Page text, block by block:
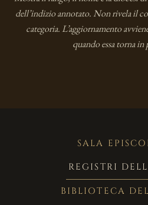
dell’indizio annotato. Non rivela il
categoria. L’aggiornamento
quando essa torna
SALA
REGISTRI
BIBLIOTECA